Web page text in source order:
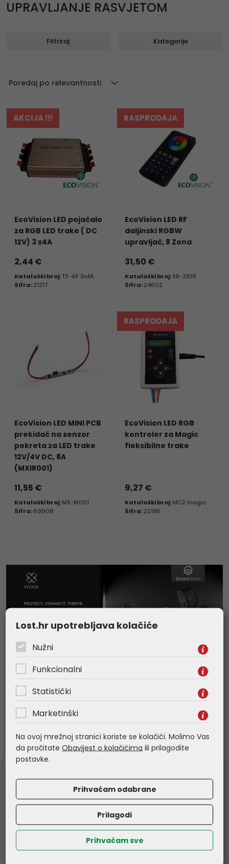
UPRAVLJANJE RASVJETOM
Filtriraj Kategorije
Poredaj po relevantnosti
AKCIJA !!!
EcoVision LED pojačalo
za RGB LED trake ( DC
12V) 3 x4A
2,44 €
Kataloški broj:TS-AF 3x4A
Šifra:21217
RASPRODAJA
EcoVision LED RF
daljinski RGBW
upravljač, 8 Zona
31,50 €
Kataloški broj:SR-2818
Šifra:24602
EcoVision LED MINI PCB
prekidač na senzor
pokreta za LED trake
12V/4V DC, 8A
(MXIR001)
11,55 €
Kataloški broj:MX-IR001
Šifra:69908
RASPRODAJA
EcoVision LED RGB
kontroler za Magic
fleksibilne trake
9,27 €
Kataloški broj:MC2 magic
Šifra:22195
Veleprodaja informatičke opreme
Prodaju vršimo isključivo pravnim osobama. Samo za daljnju
prodaju odobravamo rabate od 5 - 20% ovisno o grupi
proizvoda. Sve navedene cijene su veleprodajne, bez PDV-a.
Obratite nam se s povjerenjem
Besplatna dostava
Lost.hr upotrebljava kolačiće
Nužni
Funkcionalni
Statistički
Marketinški
Na ovoj mrežnoj stranici koriste se kolačići. Molimo Vas
da pročitateObavijest o kolačićima ili prilagodite
postavke.
Prihvaćam odabrane
Prilagodi
Prihvaćam sve